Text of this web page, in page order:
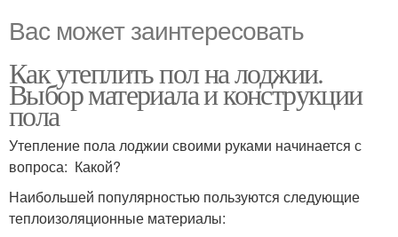
Вас может заинтересовать
Как утеплить пол на лоджии.
Выбор материала и конструкции
пола
Утепление пола лоджии своими руками начинается с
вопроса: Какой?
Наибольшей популярностью пользуются следующие
теплоизоляционные материалы: